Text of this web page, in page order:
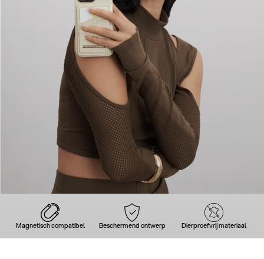
Magnetisch compatibel Beschermend ontwerp Dierproefvrij materiaal